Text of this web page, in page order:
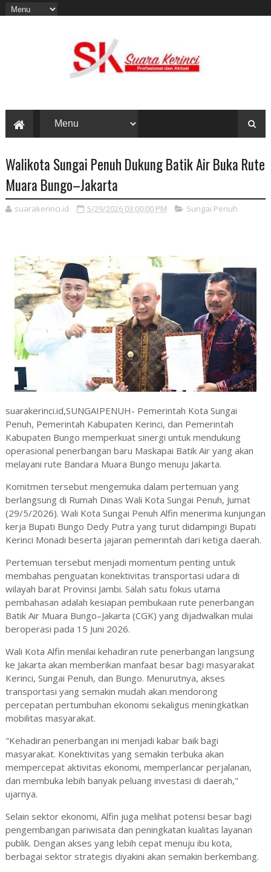
Walikota Sungai Penuh Dukung Batik Air Buka Rute
Muara Bungo–Jakarta
suarakerinci.id 5/29/2026 03:00:00 PM Sungai Penuh
suarakerinci.id,SUNGAIPENUH- Pemerintah Kota Sungai
Penuh, Pemerintah Kabupaten Kerinci, dan Pemerintah
Kabupaten Bungo memperkuat sinergi untuk mendukung
operasional penerbangan baru Maskapai Batik Air yang akan
melayani rute Bandara Muara Bungo menuju Jakarta.
Komitmen tersebut mengemuka dalam pertemuan yang
berlangsung di Rumah Dinas Wali Kota Sungai Penuh, Jumat
(29/5/2026). Wali Kota Sungai Penuh Alfin menerima kunjungan
kerja Bupati Bungo Dedy Putra yang turut didampingi Bupati
Kerinci Monadi beserta jajaran pemerintah dari ketiga daerah.
Pertemuan tersebut menjadi momentum penting untuk
membahas penguatan konektivitas transportasi udara di
wilayah barat Provinsi Jambi. Salah satu fokus utama
pembahasan adalah kesiapan pembukaan rute penerbangan
Batik Air Muara Bungo–Jakarta (CGK) yang dijadwalkan mulai
beroperasi pada 15 Juni 2026.
Wali Kota Alfin menilai kehadiran rute penerbangan langsung
ke Jakarta akan memberikan manfaat besar bagi masyarakat
Kerinci, Sungai Penuh, dan Bungo. Menurutnya, akses
transportasi yang semakin mudah akan mendorong
percepatan pertumbuhan ekonomi sekaligus meningkatkan
mobilitas masyarakat.
"Kehadiran penerbangan ini menjadi kabar baik bagi
masyarakat. Konektivitas yang semakin terbuka akan
mempercepat aktivitas ekonomi, memperlancar perjalanan,
dan membuka lebih banyak peluang investasi di daerah,"
ujarnya.
Selain sektor ekonomi, Alfin juga melihat potensi besar bagi
pengembangan pariwisata dan peningkatan kualitas layanan
publik. Dengan akses yang lebih cepat menuju ibu kota,
berbagai sektor strategis diyakini akan semakin berkembang.